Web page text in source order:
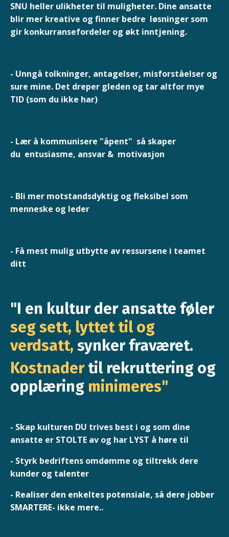
SNU heller ulikheter til muligheter. Dine ansatte
blir mer kreative og finner bedre løsninger som
gir konkurransefordeler og økt inntjening.
- Unngå tolkninger, antagelser, misforståelser og
sure mine. Det dreper gleden og tar altfor mye
TID (som du ikke har)
- Lær å kommunisere "åpent" så skaper
du entusiasme, ansvar & motivasjon
- Bli mer motstandsdyktig og fleksibel som
menneske og leder
- Få mest mulig utbytte av ressursene i teamet
ditt
"I en kultur der ansatte føler
seg sett, lyttet til og
verdsatt, synker fraværet.
Kostnadertil rekruttering og
opplæring minimeres"
- Skap kulturen DU trives best i og som dine
ansatte er STOLTE av og har LYST å høre til
- Styrk bedriftens omdømme og tiltrekk dere
kunder og talenter
- Realiser den enkeltes potensiale, så dere jobber
SMARTERE- ikke mere..